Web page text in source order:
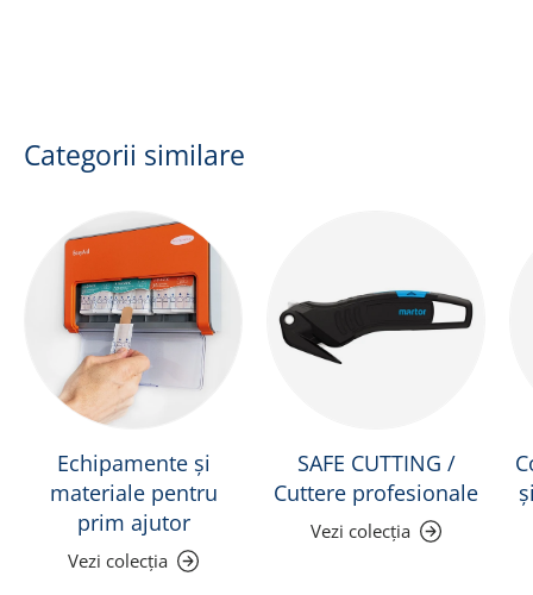
Categorii similare
Echipamente și
materiale pentru
prim ajutor
Vezi colecția
SAFE CUTTING /
Cuttere profesionale
Vezi colecția